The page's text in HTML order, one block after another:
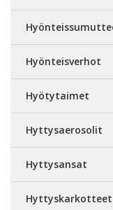
Hyönteisverhot
Hyötytaimet
Hyttysaerosolit
Hyttysansat
Hyttyskarkotteet